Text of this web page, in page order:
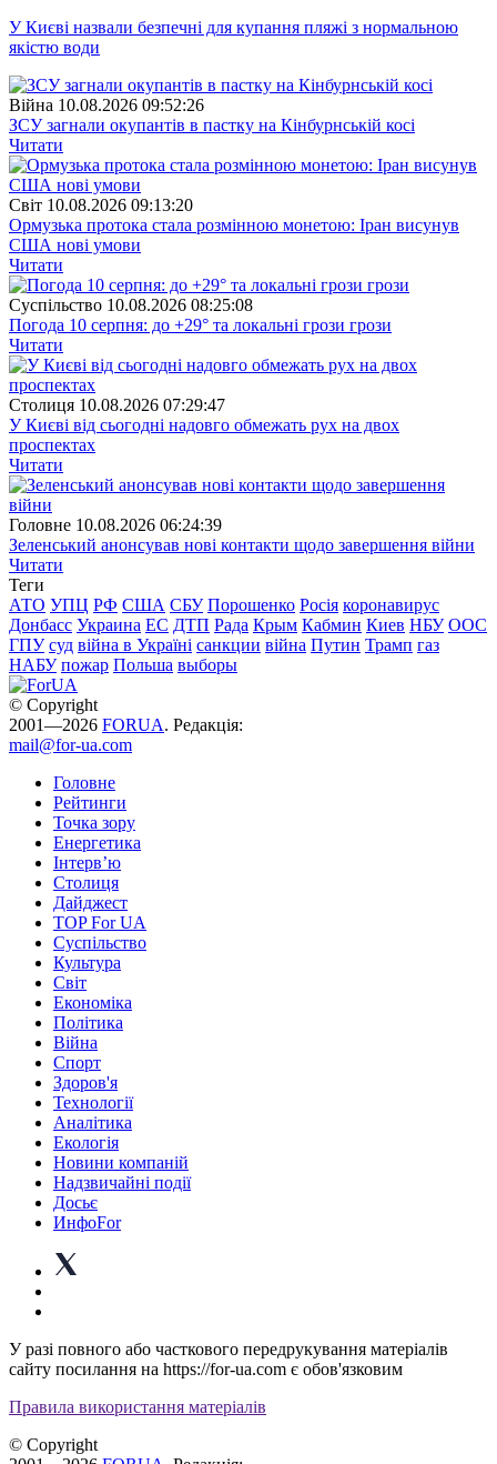
У Києві назвали безпечні для купання пляжі з нормальною
якістю води
Війна 10.08.2026 09:52:26
ЗСУ загнали окупантів в пастку на Кінбурнській косі
Читати
Свiт 10.08.2026 09:13:20
Ормузька протока стала розмінною монетою: Іран висунув
США нові умови
Читати
Суспiльство 10.08.2026 08:25:08
Погода 10 серпня: до +29° та локальні грози грози
Читати
Столиця 10.08.2026 07:29:47
У Києві від сьогодні надовго обмежать рух на двох
проспектах
Читати
Головне 10.08.2026 06:24:39
Зеленський анонсував нові контакти щодо завершення війни
Читати
Теги
АТО УПЦ РФ США СБУ Порошенко Росія коронавирус
Донбасс Украина ЕС ДТП Рада Крым Кабмин Киев НБУ ООС
ГПУ суд війна в Україні санкции війна Путин Трамп газ
НАБУ пожар Польша выборы
© Copyright
2001—2026 FORUA. Редакція:
mail@for-ua.com
Головне
Рейтинги
Точка зору
Енергетика
Інтерв’ю
Столиця
Дайджест
TOP For UA
Суспiльство
Культура
Світ
Економіка
Політика
Війна
Спорт
Здоров'я
Технології
Аналітика
Екологія
Новини компаній
Надзвичайні події
Досьє
ИнфоFor
У разі повного або часткового передрукування матеріалів
сайту посилання на https://for-ua.com є обов'язковим
Правила використання матеріалів
© Copyright